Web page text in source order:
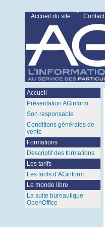
Accueil du site Contact
Accueil
Présentation AGinform
Son responsable
Conditions générales de
vente
Formations
Descriptif des formations
Les tarifs
Les tarifs d’AGinform
Le monde libre
La suite bureautique
OpenOffice